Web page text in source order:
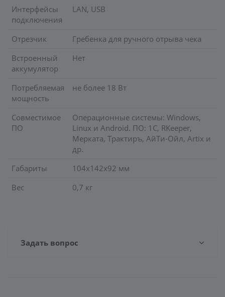
Интерфейсы
подключения
LAN, USB
Отрезчик
Гребенка для ручного отрыва чека
Встроенный
аккумулятор
Нет
Потребляемая
мощность
не более 18 Вт
Совместимое
ПО
Операционные системы: Windows,
Linux и Android. ПО: 1С, RKeeper,
Мерката, Трактиръ, АйТи-Ойл, Artix и
др.
Габариты
104х142х92 мм
Вес
0,7 кг
Задать вопрос